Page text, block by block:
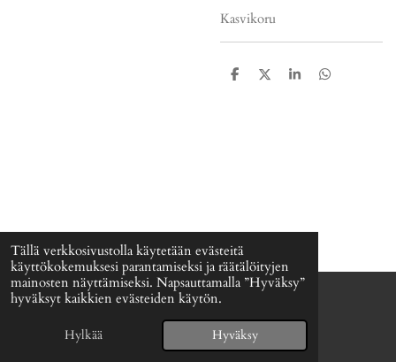
Tällä verkkosivustolla käytetään evästeitä
käyttökokemuksesi parantamiseksi ja räätälöityjen
mainosten näyttämiseksi. Napsauttamalla ”Hyväksy”
hyväksyt kaikkien evästeiden käytön.
Hylkää Hyväksy
Kasvikoru
J
J
J
J
© 2024 - 2026 Signefia
Palvelun tarjoaaWebador